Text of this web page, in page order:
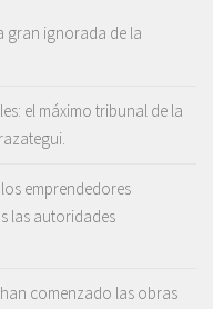
gran ignorada de la
el máximo tribunal de la
emprendedores
las autoridades
comenzado las obras